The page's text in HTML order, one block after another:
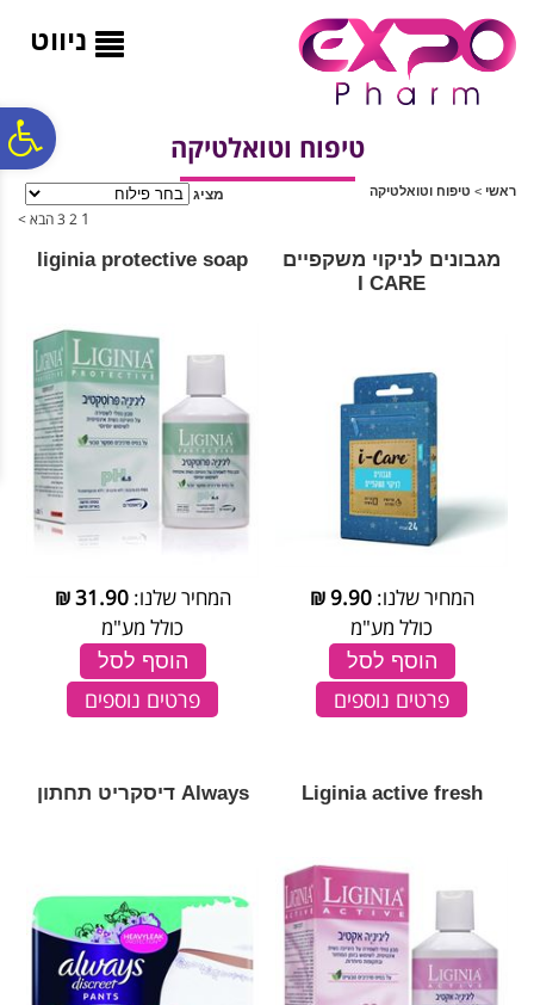
ניווט
טיפוח וטואלטיקה
ראשי > טיפוח וטואלטיקה מציג
1
2
3הבא >
מגבונים לניקוי משקפיים
I CARE
המחיר שלנו:9.90
₪
כולל מע"מ
הוסף לסל
פרטים נוספים
liginia protective soap
המחיר שלנו:31.90
₪
כולל מע"מ
הוסף לסל
פרטים נוספים
Liginia active fresh Always דיסקריט תחתון